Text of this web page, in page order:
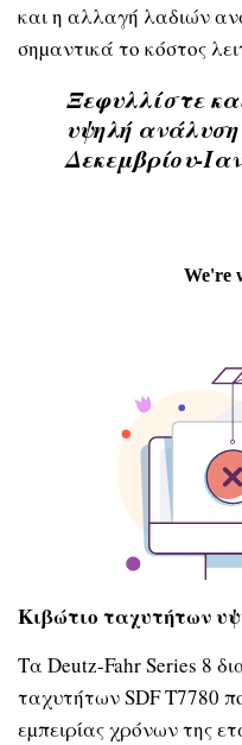
και η αλλαγή λαδιών
σηµαντικά το κόστος
Ξεφυλλίστε
υψηλή
Δεκεμβρίου-
Κιβώτιο ταχυτήτων
Τα Deutz-Fahr Series 8
ταχυτήτων SDF T7780
εµπειρίας χρόνων της